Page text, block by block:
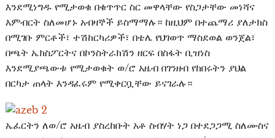
እንደሚነግዱ የሚታወቁ በቁጥጥር ስር መዋላቸው የስጋታቸው መነሻና
እምብርት ስለመሆኑ አብዛኞች ይስማማሉ። ከዚህም በተጨማሪ ያለታክስ
በሚገቡ ምርቶች፣ ተሽከርካሪዎች፣ በቴሌ የህገወጥ ማስደወል ወንጀል፣
በጫት ኤክስፖርትና በኮንስትራክሽን ዘርፍ በስፋት ቢዝነስ
እንደሚያጫውቱ የሚታወቁት ወ/ሮ አዜብ በገንዘብ የከበሩትን ያህል
በርካታ ጠላት እንዳፈሩም የሚቀርቧቸው ይናገራሉ።
ኤፈርትን ለወ/ሮ አዜብ ያስረከቡት አቶ ስብሃት ነጋ በተደጋጋሚ ስለሙስና